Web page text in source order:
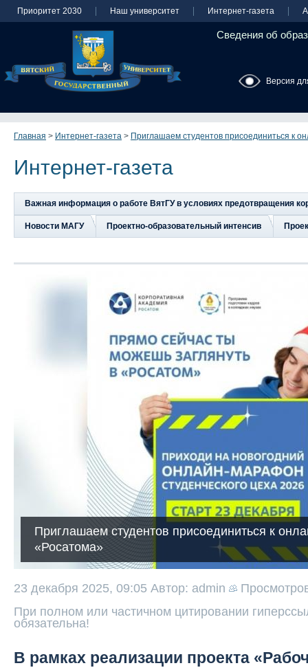
Приоритет 2030 Наш университет Интернет-газета
Сведения об
Версия
Главная > Интернет-газета > Приглашаем студентов присоединиться к
Интернет-газета
Важная информация о работе ВятГУ в условиях предотвращения
Новости МАГУ Проектно-образовательный интенсив
Приглашаем студентов присоединиться к
«Росатома»
23 декабря 2025, 09:05 Автор: admin
При полном или частичном цитировании
обязательна!
В рамках реализации проекта